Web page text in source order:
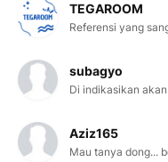
TEGAROOM
Referensi yang
subagyo
Di indikasikan
Aziz165
Mau tanya dong...